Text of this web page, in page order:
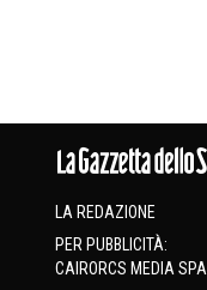
LA REDAZIONE
PER PUBBLICITÀ:
CAIRORCS MEDIA SPA